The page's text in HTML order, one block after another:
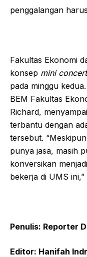
penggalangan
Fakultas Ekonomi
konsep mini
pada minggu
BEM Fakultas
Richard,
terbantu dengan
tersebut.
punya jasa, masih
konversikan
bekerja di UMS
Penulis: Reporter
Editor: Hanifah